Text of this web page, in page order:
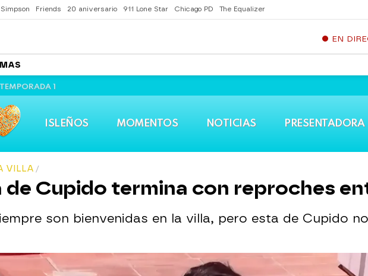
Friends 20 aniversario 911 Lone Star Chicago PD The Equalizer
EN
TEMPORADA 1
ISLEÑOS MOMENTOS NOTICIAS PRESENTADORA
VILLA
de Cupido termina con reproches
son bienvenidas en la villa, pero esta de Cupido